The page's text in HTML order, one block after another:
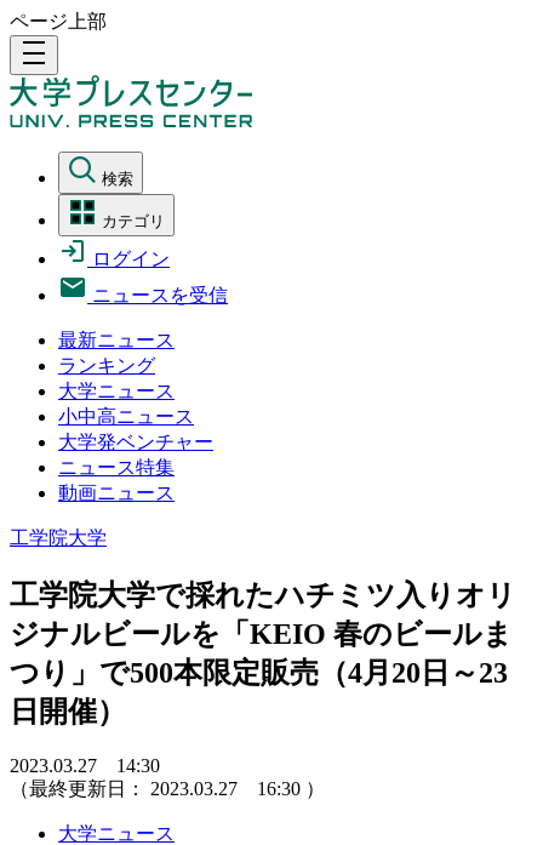
ページ上部
density_medium
検索
カテゴリ
ログイン
ニュースを受信
最新ニュース
ランキング
大学ニュース
小中高ニュース
大学発ベンチャー
ニュース特集
動画ニュース
工学院大学
工学院大学で採れたハチミツ入りオリ
ジナルビールを「KEIO 春のビールま
つり」で500本限定販売（4月20日～23
日開催）
2023.03.27 14:30
（最終更新日： 2023.03.27 16:30 ）
大学ニュース